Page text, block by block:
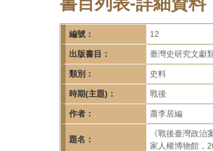
研
究
所-
首
頁
編號： 12
出版書目： 臺灣史研究文獻
類別： 史料
時期(主題)： 戰後
作者： 蕭李居編
題名：
《戰後臺灣政
家人權博物館，